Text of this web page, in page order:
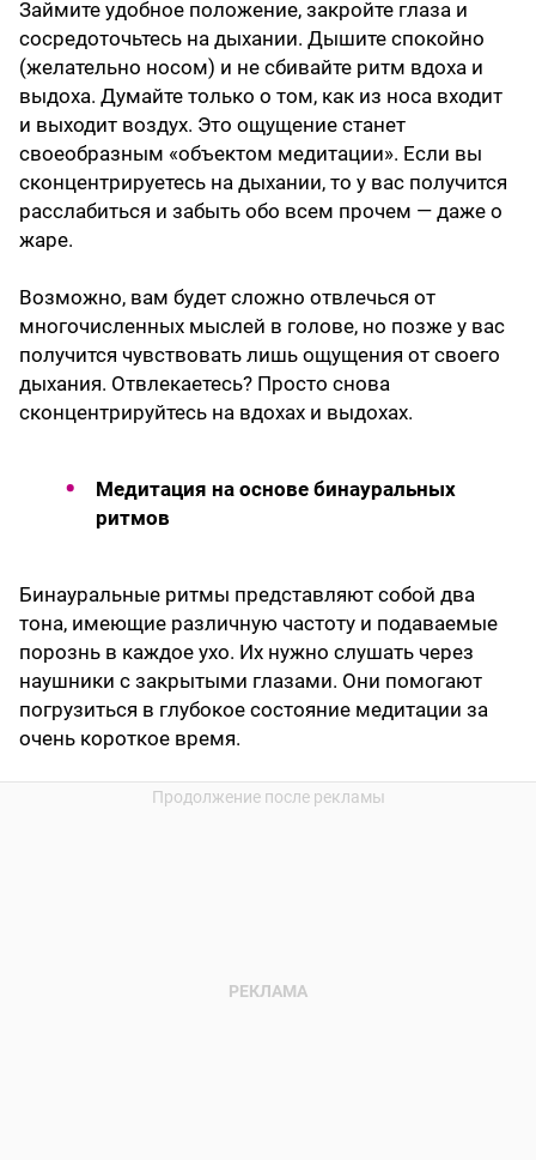
Займите удобное положение, закройте глаза и
сосредоточьтесь на дыхании. Дышите спокойно
(желательно носом) и не сбивайте ритм вдоха и
выдоха. Думайте только о том, как из носа входит
и выходит воздух. Это ощущение станет
своеобразным «объектом медитации». Если вы
сконцентрируетесь на дыхании, то у вас получится
расслабиться и забыть обо всем прочем — даже о
жаре.
Возможно, вам будет сложно отвлечься от
многочисленных мыслей в голове, но позже у вас
получится чувствовать лишь ощущения от своего
дыхания. Отвлекаетесь? Просто снова
сконцентрируйтесь на вдохах и выдохах.
Медитация на основе бинауральных
ритмов
Бинауральные ритмы представляют собой два
тона, имеющие различную частоту и подаваемые
порознь в каждое ухо. Их нужно слушать через
наушники с закрытыми глазами. Они помогают
погрузиться в глубокое состояние медитации за
очень короткое время.